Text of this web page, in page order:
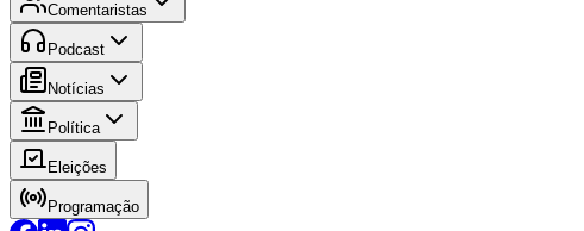
Comentaristas
Podcast
Notícias
Política
Eleições
Programação